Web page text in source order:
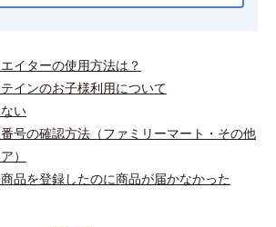
イターの使用方法は？
インのお子様利用について
い
号の確認方法（ファミリーマート・その他
）
品を登録したのに商品が届かなかった